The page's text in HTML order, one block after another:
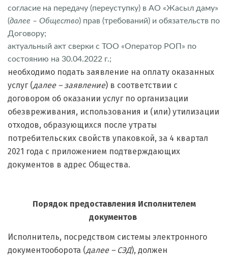
согласие на передачу (переуступку) в АО «Жасыл даму»
(далее – Общество) прав (требований) и обязательств по
Договору;
актуальный акт сверки с ТОО «Оператор РОП» по
состоянию на 30.04.2022 г.;
необходимо подать заявление на оплату оказанных
услуг (далее – заявление) в соответствии с
договором об оказании услуг по организации
обезвреживания, использования и (или) утилизации
отходов, образующихся после утраты
потребительских свойств упаковкой, за 4 квартал
2021 года с приложением подтверждающих
документов в адрес Общества.
Порядок предоставления Исполнителем
документов
Исполнитель, посредством системы электронного
документооборота (далее – СЭД), должен